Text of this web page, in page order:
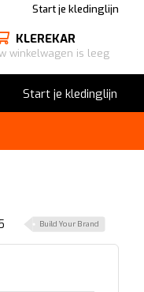
Start je kledinglijn
KLEREKAR
winkelwagen is leeg
Start je kledinglijn
Build Your Brand